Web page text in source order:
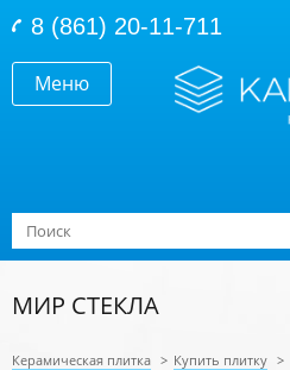
Меню
8 (861) 20-11-711
Форма поиска
Поиск
МИР СТЕКЛА
Керамическая плитка > Купить плитку >